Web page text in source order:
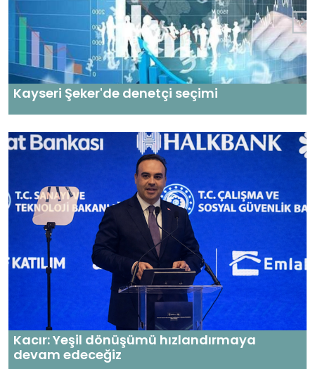
Kayseri Şeker'de denetçi seçimi
Kacır: Yeşil dönüşümü hızlandırmaya
devam edeceğiz